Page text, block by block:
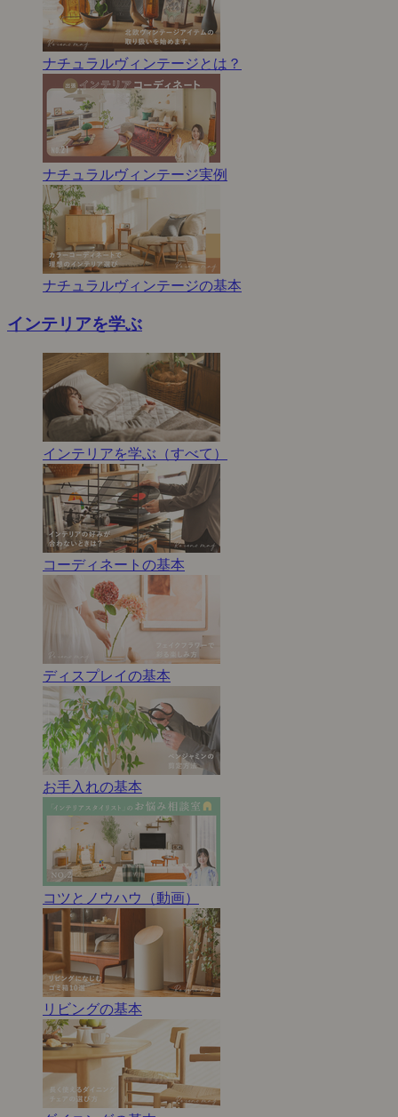
ナチュラルヴィンテージとは？
ナチュラルヴィンテージ実例
ナチュラルヴィンテージの基本
インテリアを学ぶ
インテリアを学ぶ（すべて）
コーディネートの基本
ディスプレイの基本
お手入れの基本
コツとノウハウ（動画）
リビングの基本